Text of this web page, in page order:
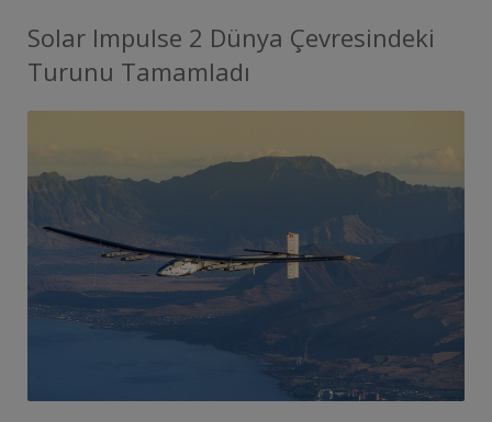
Solar Impulse 2 Dünya Çevresindeki
Turunu Tamamladı